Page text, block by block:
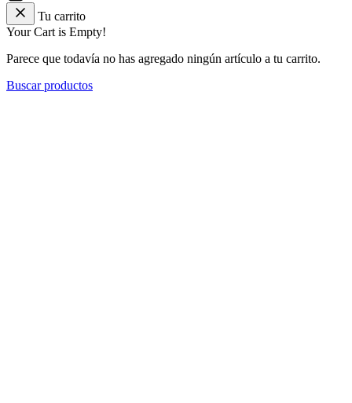
Tu carrito
Your Cart is Empty!
Parece que todavía no has agregado ningún artículo a tu carrito.
Buscar productos